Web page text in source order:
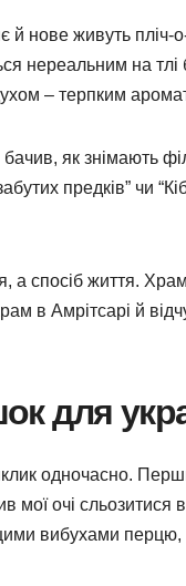
й нове живуть
нереальним на тлі
– терпким
як знімають
предків” чи
а спосіб життя.
в Амрітсарі й
для
одночасно.
мої очі
вибухами перцю,